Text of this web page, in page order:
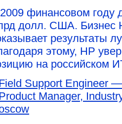
финансовом году
долл. США. Бизнес
результаты
этому, HP
на российском
Support Engineer
Manager,